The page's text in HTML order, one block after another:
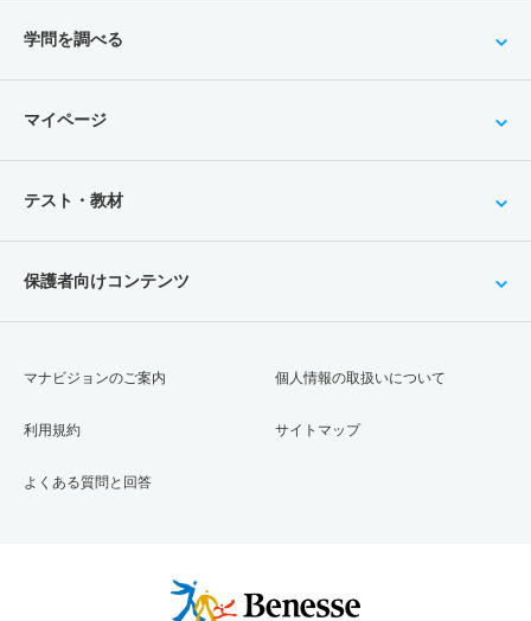
学問を調べる
マイページ
テスト・教材
保護者向けコンテンツ
マナビジョンのご案内
利用規約
よくある質問と回答
個人情報の取扱いについて
サイトマップ